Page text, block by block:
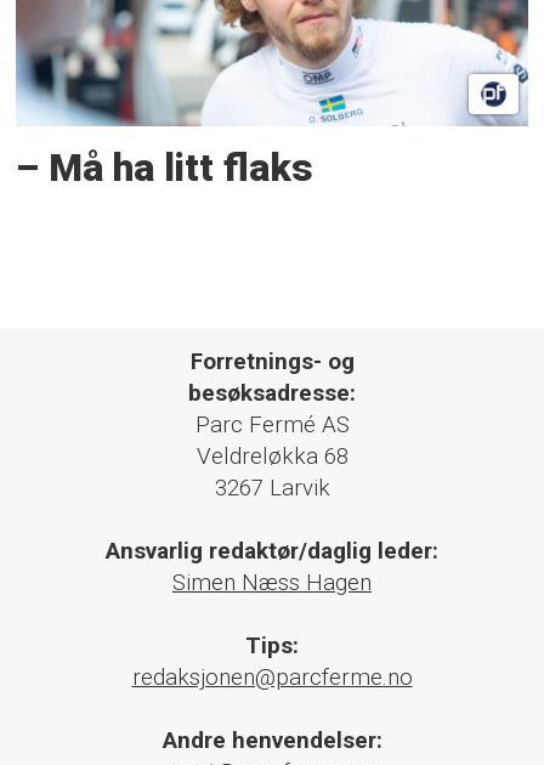
– Må ha litt flaks
Forretnings- og
besøksadresse:
Parc Fermé AS
Veldreløkka 68
3267 Larvik
Ansvarlig redaktør/daglig leder:
Simen Næss Hagen
Tips:
redaksjonen@parcferme.no
Andre henvendelser: